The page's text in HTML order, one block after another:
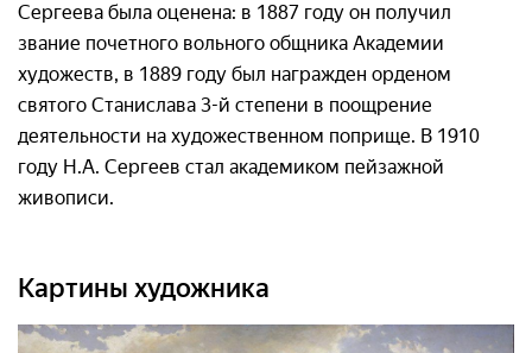
Сергеева была оценена: в 1887 году он получил
звание почетного вольного общника Академии
художеств, в 1889 году был награжден орденом
святого Станислава 3-й степени в поощрение
деятельности на художественном поприще. В 1910
году Н.А. Сергеев стал академиком пейзажной
живописи.
Картины художника